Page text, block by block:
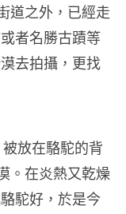
道之外，已經走
者名勝古蹟等
去拍攝，更找
放在駱駝的背
。在炎熱又乾燥
駝好，於是今